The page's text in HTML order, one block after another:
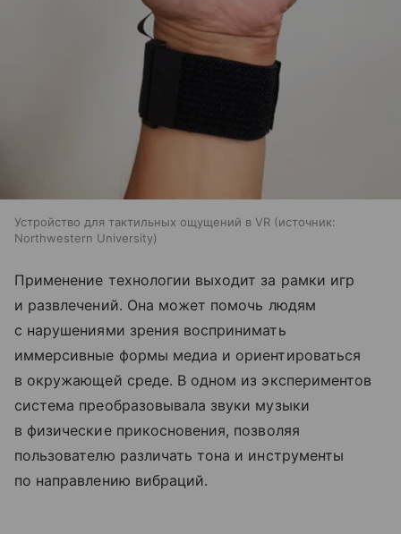
Устройство для тактильных ощущений в VR
источник:
Northwestern University
Применение технологии выходит за рамки игр
и развлечений. Она может помочь людям
с нарушениями зрения воспринимать
иммерсивные формы медиа и ориентироваться
в окружающей среде. В одном из экспериментов
система преобразовывала звуки музыки
в физические прикосновения, позволяя
пользователю различать тона и инструменты
по направлению вибраций.